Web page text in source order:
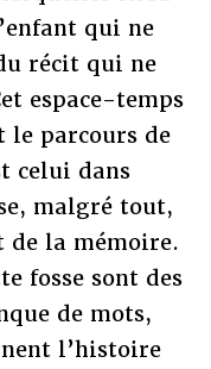
qui ne
récit qui ne
espace-temps
parcours de
celui dans
malgré tout,
la mémoire.
fosse sont des
de mots,
l’histoire